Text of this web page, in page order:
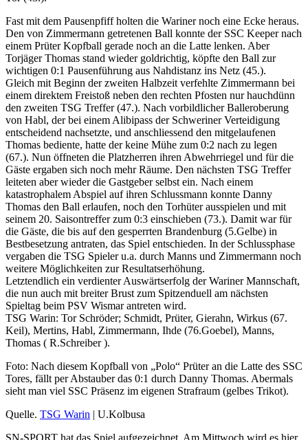
Fast mit dem Pausenpfiff holten die Wariner noch eine Ecke heraus.
Den von Zimmermann getretenen Ball konnte der SSC Keeper nach
einem Prüter Kopfball gerade noch an die Latte lenken. Aber
Torjäger Thomas stand wieder goldrichtig, köpfte den Ball zur
wichtigen 0:1 Pausenführung aus Nahdistanz ins Netz (45.).
Gleich mit Beginn der zweiten Halbzeit verfehlte Zimmermann bei
einem direktem Freistoß neben den rechten Pfosten nur hauchdünn
den zweiten TSG Treffer (47.). Nach vorbildlicher Balleroberung
von Habl, der bei einem Alibipass der Schweriner Verteidigung
entscheidend nachsetzte, und anschliessend den mitgelaufenen
Thomas bediente, hatte der keine Mühe zum 0:2 nach zu legen
(67.). Nun öffneten die Platzherren ihren Abwehrriegel und für die
Gäste ergaben sich noch mehr Räume. Den nächsten TSG Treffer
leiteten aber wieder die Gastgeber selbst ein. Nach einem
katastrophalem Abspiel auf ihren Schlussmann konnte Danny
Thomas den Ball erlaufen, noch den Torhüter ausspielen und mit
seinem 20. Saisontreffer zum 0:3 einschieben (73.). Damit war für
die Gäste, die bis auf den gesperrten Brandenburg (5.Gelbe) in
Bestbesetzung antraten, das Spiel entschieden. In der Schlussphase
vergaben die TSG Spieler u.a. durch Manns und Zimmermann noch
weitere Möglichkeiten zur Resultatserhöhung.
Letztendlich ein verdienter Auswärtserfolg der Wariner Mannschaft,
die nun auch mit breiter Brust zum Spitzenduell am nächsten
Spieltag beim PSV Wismar antreten wird.
TSG Warin: Tor Schröder; Schmidt, Prüter, Gierahn, Wirkus (67.
Keil), Mertins, Habl, Zimmermann, Ihde (76.Goebel), Manns,
Thomas ( R.Schreiber ).
Foto: Nach diesem Kopfball von „Polo“ Prüter an die Latte des SSC
Tores, fällt per Abstauber das 0:1 durch Danny Thomas. Abermals
sieht man viel SSC Präsenz im eigenen Strafraum (gelbes Trikot).
Quelle. TSG Warin | U.Kolbusa
SN-SPORT hat das Spiel aufgezeichnet. Am Mittwoch wird es hier